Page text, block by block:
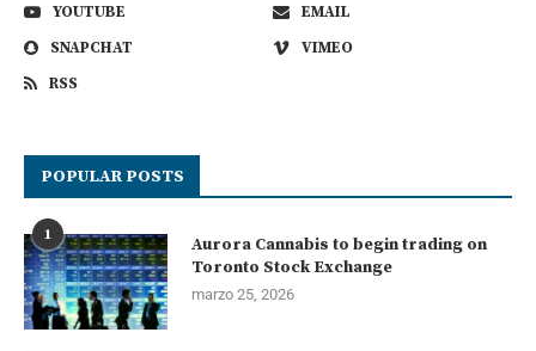
YOUTUBE
EMAIL
SNAPCHAT
VIMEO
RSS
POPULAR POSTS
1
Aurora Cannabis to begin trading on
Toronto Stock Exchange
marzo 25, 2026